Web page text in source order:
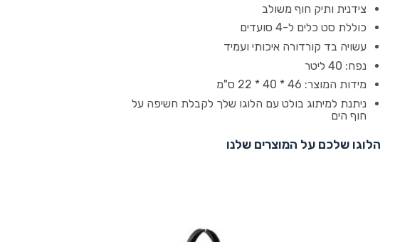
צידנית ותיק חוף משולב
כוללת סט כלים ל-4 סועדים
עשויה בד קורדורה איכותי ועמיד
נפח: 40 ליטר
מידות המוצר: 46 * 40 * 22 ס"מ
ניתנת למיתוג בולט עם הלוגו שלך לקבלת חשיפה על
חוף הים
הלוגו שלכם על המוצרים שלנו